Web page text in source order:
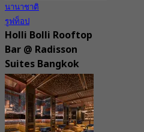
นานาชาติ
รูฟท็อป
Holli Bolli Rooftop
Bar @ Radisson
Suites Bangkok
Sukhumvit
4.5
307 การจอง
จาก฿ 881